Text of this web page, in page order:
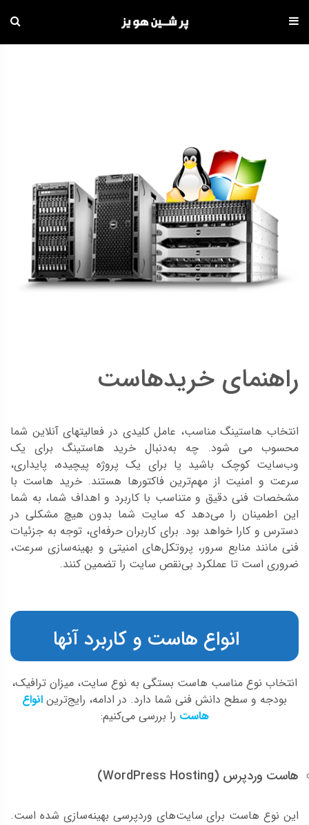
راهنمای خریدهاست
انتخاب هاستینگ مناسب، عامل کلیدی در فعالیتهای آنلاین شما
محسوب می شود. چه به‌دنبال خرید هاستینگ برای یک
وب‌سایت کوچک باشید یا برای یک پروژه پیچیده، پایداری،
سرعت و امنیت از مهم‌ترین فاکتورها هستند. خرید هاست با
مشخصات فنی دقیق و متناسب با کاربرد و اهداف شما، به شما
این اطمینان را می‌دهد که سایت شما بدون هیچ مشکلی در
دسترس و کارا خواهد بود. برای کاربران حرفه‌ای، توجه به جزئیات
فنی مانند منابع سرور، پروتکل‌های امنیتی و بهینه‌سازی سرعت،
ضروری است تا عملکرد بی‌نقص سایت را تضمین کنند.
انواع هاست و کاربرد آنها
انتخاب نوع مناسب هاست بستگی به نوع سایت، میزان ترافیک،
بودجه و سطح دانش فنی شما دارد. در ادامه، رایج‌ترین انواع
هاست را بررسی می‌کنیم:
هاست وردپرس (WordPress Hosting)
این نوع هاست برای سایت‌های وردپرسی بهینه‌سازی شده است.